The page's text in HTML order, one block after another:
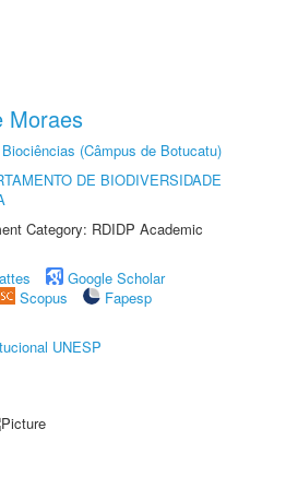
Moraes
(Câmpus de Botucatu)
DE BIODIVERSIDADE
Category: RDIDP Academic
Google Scholar
Scopus
Fapesp
UNESP